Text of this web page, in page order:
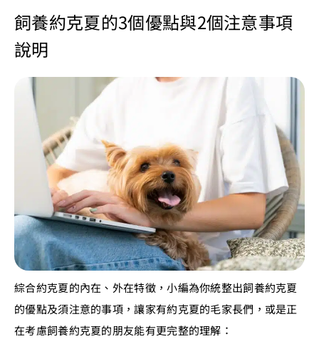
飼養約克夏的3個優點與2個注意事項
說明
綜合約克夏的內在、外在特徵，小編為你統整出飼養約克夏
的優點及須注意的事項，讓家有約克夏的毛家長們，或是正
在考慮飼養約克夏的朋友能有更完整的理解：